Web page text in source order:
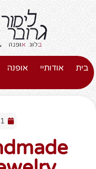
בית אודותיי אופנה